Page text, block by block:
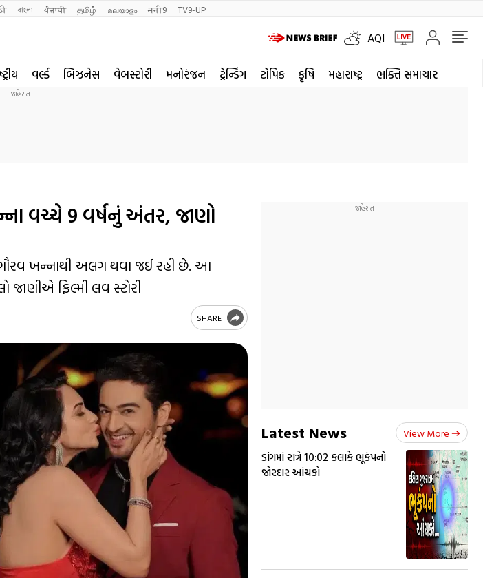
বাংলা ਪੰਜਾਬੀ தமிழ் മലയാളം मनी9 TV9-UP
AQI
વર્લ્ડ બિઝનેસ વેબસ્ટોરી મનોરંજન ટ્રેન્ડિંગ ટોપિક કૃષિ મહારાષ્ટ્ર ભક્તિ સમાચાર
વચ્ચે 9 વર્ષનું અંતર, જાણો
ગૌરવ ખન્નાથી અલગ થવા જઈ રહી છે. આ
જાણીએ ફિલ્મી લવ સ્ટોરી
SHARE
Latest News View More
ડાંગમાં રાત્રે 10:02 કલાકે ભૂકંપનો
જોરદાર આંચકો